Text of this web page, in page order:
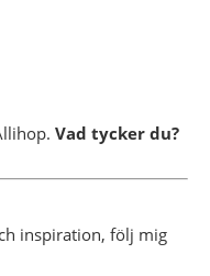
Vad tycker du?
inspiration, följ mig